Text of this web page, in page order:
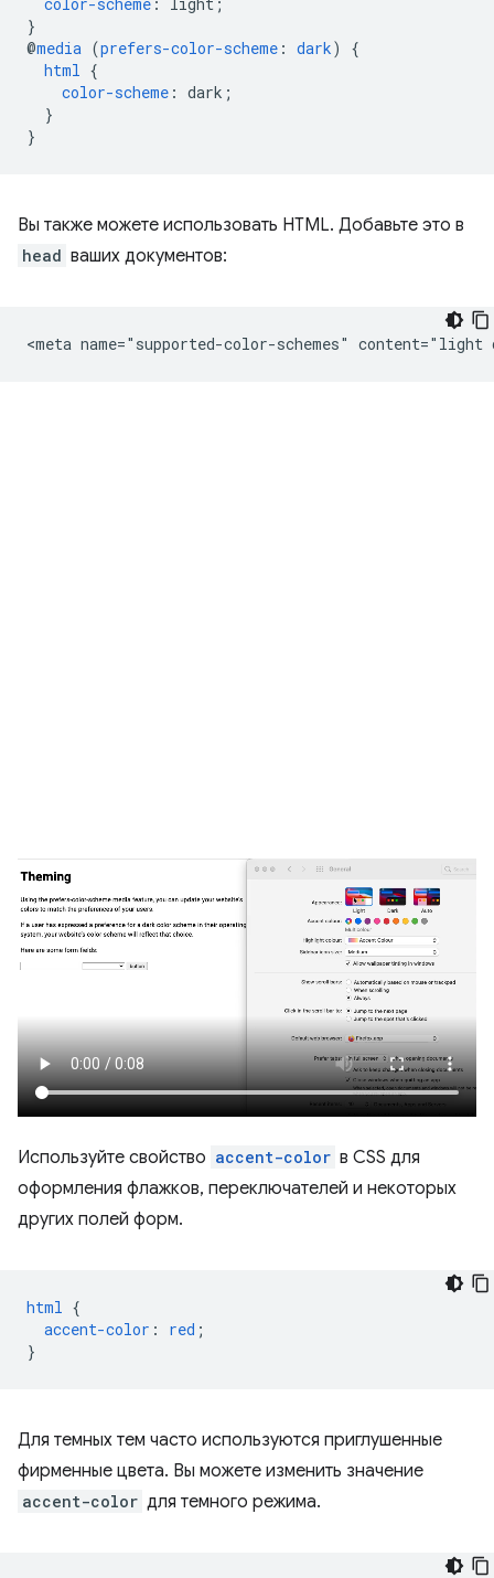
}
@media (prefers-color-scheme : dark)
{
html {
color-scheme : dark ;
}
}
Вы также можете использовать HTML. Добавьте это в
head ваших документов:
Используйте свойство accent-color в CSS для
оформления флажков, переключателей и некоторых
других полей форм.
html {
accent-color : red ;
}
Для темных тем часто используются приглушенные
фирменные цвета. Вы можете изменить значение
accent-color для темного режима.